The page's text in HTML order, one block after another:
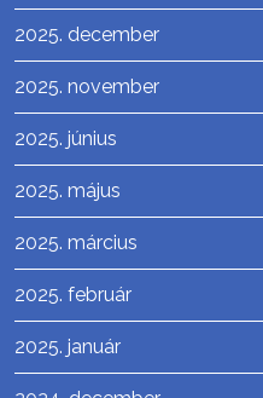
2025. december
2025. november
2025. június
2025. május
2025. március
2025. február
2025. január